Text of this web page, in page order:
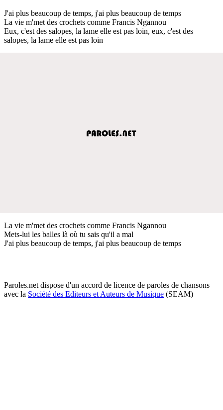
J'ai plus beaucoup de temps, j'ai plus beaucoup de temps
La vie m'met des crochets comme Francis Ngannou
Eux, c'est des salopes, la lame elle est pas loin, eux, c'est des
salopes, la lame elle est pas loin
La vie m'met des crochets comme Francis Ngannou
Mets-lui les balles là où tu sais qu'il a mal
J'ai plus beaucoup de temps, j'ai plus beaucoup de temps
Paroles.net dispose d'un accord de licence de paroles de chansons
avec la Société des Editeurs et Auteurs de Musique (SEAM)